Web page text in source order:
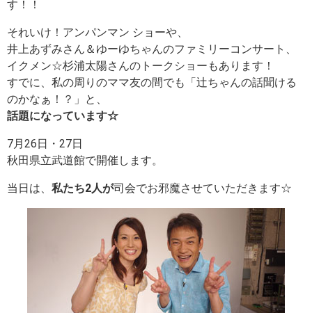
す！！
それいけ！アンパンマン ショーや、
井上あずみさん＆ゆーゆちゃんのファミリーコンサート、
イクメン☆杉浦太陽さんのトークショーもあります！
すでに、私の周りのママ友の間でも「辻ちゃんの話聞ける
のかなぁ！？」と、
話題になっています☆
7月26日・27日
秋田県立武道館で開催します。
当日は、 私たち2人が司会でお邪魔させていただきます☆